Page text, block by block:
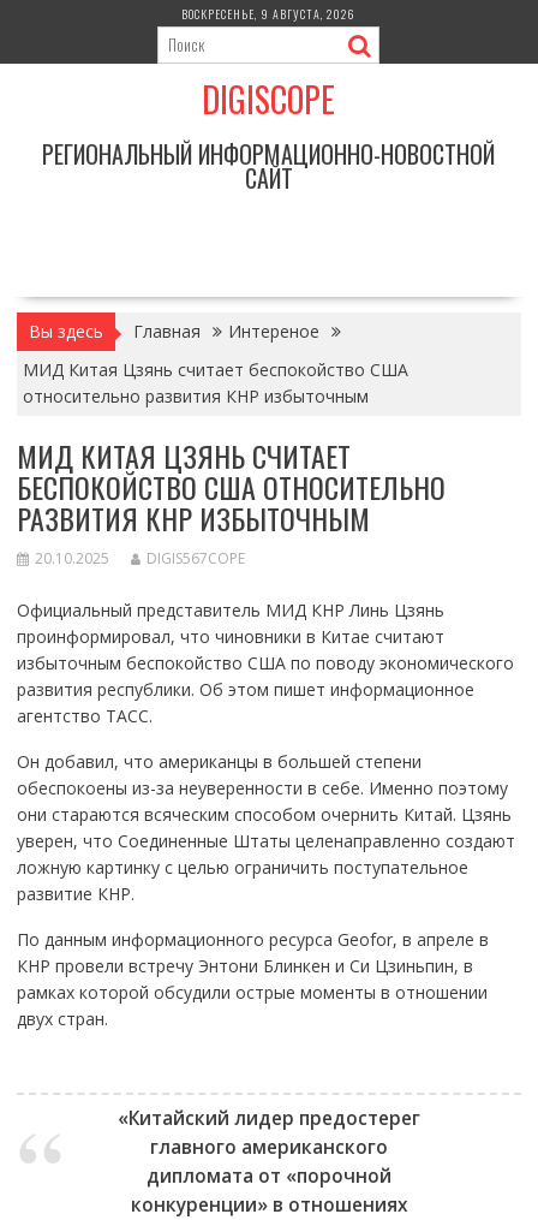
содержимому
ВОСКРЕСЕНЬЕ, 9 АВГУСТА, 2026
DIGISCOPE
РЕГИОНАЛЬНЫЙ ИНФОРМАЦИОННО-НОВОСТНОЙ
САЙТ
Вы здесь Главная
Интереное
МИД Китая Цзянь считает беспокойство США
относительно развития КНР избыточным
МИД КИТАЯ ЦЗЯНЬ СЧИТАЕТ
БЕСПОКОЙСТВО США ОТНОСИТЕЛЬНО
РАЗВИТИЯ КНР ИЗБЫТОЧНЫМ
20.10.2025 DIGIS567COPE
Официальный представитель МИД КНР Линь Цзянь
проинформировал, что чиновники в Китае считают
избыточным беспокойство США по поводу экономического
развития республики. Об этом пишет информационное
агентство ТАСС.
Он добавил, что американцы в большей степени
обеспокоены из-за неуверенности в себе. Именно поэтому
они стараются всяческим способом очернить Китай. Цзянь
уверен, что Соединенные Штаты целенаправленно создают
ложную картинку с целью ограничить поступательное
развитие КНР.
По данным информационного ресурса Geofor, в апреле в
КНР провели встречу Энтони Блинкен и Си Цзиньпин, в
рамках которой обсудили острые моменты в отношении
двух стран.
«Китайский лидер предостерег
главного американского
дипломата от «порочной
конкуренции» в отношениях